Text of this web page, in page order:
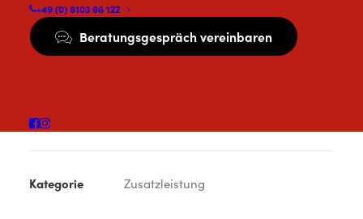
+49 (0) 6103 66 122
Beratungsgespräch vereinbaren
uneingeschränkte Nutzung unserer Mineralbar.
Kategorie Zusatzleistung